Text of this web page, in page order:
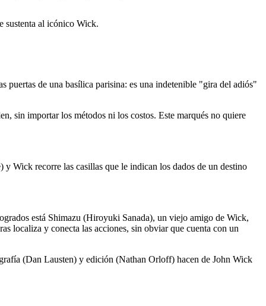
sustenta al icónico Wick.
puertas de una basílica parisina: es una indetenible "gira del adiós"
sin importar los métodos ni los costos. Este marqués no quiere
Wick recorre las casillas que le indican los dados de un destino
está Shimazu (Hiroyuki Sanada), un viejo amigo de Wick,
localiza y conecta las acciones, sin obviar que cuenta con un
(Dan Lausten) y edición (Nathan Orloff) hacen de John Wick